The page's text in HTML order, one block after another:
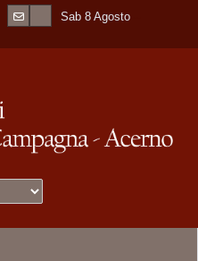
Sab 8 Agosto